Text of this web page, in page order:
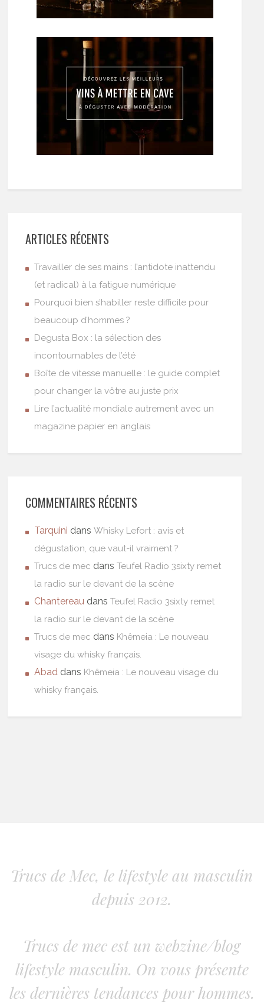
ARTICLES RÉCENTS
Travailler de ses mains : l’antidote inattendu
(et radical) à la fatigue numérique
Pourquoi bien s’habiller reste difficile pour
beaucoup d’hommes ?
Degusta Box : la sélection des
incontournables de l’été
Boîte de vitesse manuelle : le guide complet
pour changer la vôtre au juste prix
Lire l’actualité mondiale autrement avec un
magazine papier en anglais
COMMENTAIRES RÉCENTS
Tarquini dansWhisky Lefort : avis et
dégustation, que vaut-il vraiment ?
Trucs de mec dansTeufel Radio 3sixty remet
la radio sur le devant de la scène
Chantereau dansTeufel Radio 3sixty remet
la radio sur le devant de la scène
Trucs de mec dans Khêmeia : Le nouveau
visage du whisky français.
Abad dans Khêmeia : Le nouveau visage du
whisky français.
Trucs de Mec, le lifestyle au masculin
depuis 2012.
Trucs de mec est un webzine/blog
lifestyle masculin. On vous présente
les dernières tendances pour hommes.